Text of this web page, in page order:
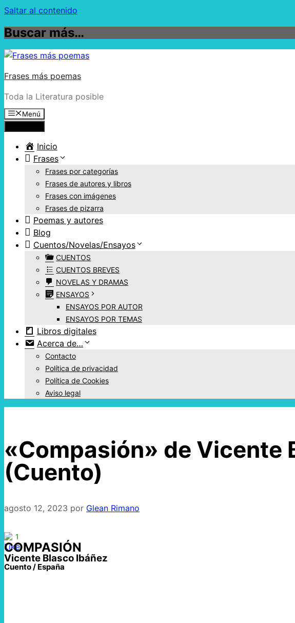
Saltar al contenido
Buscar más…
Frases más poemas
Toda la Literatura posible
Menú
Inicio
Frases
Frases por categorías
Frases de autores y libros
Frases con imágenes
Frases de pizarra
Poemas y autores
Blog
Cuentos/Novelas/Ensayos
CUENTOS
CUENTOS BREVES
NOVELAS Y DRAMAS
ENSAYOS
ENSAYOS POR AUTOR
ENSAYOS POR TEMAS
Libros digitales
Acerca de…
Contacto
Política de privacidad
Política de Cookies
Aviso legal
«Compasión» de Vicente
(Cuento)
agosto 12, 2023 por Glean Rimano
1
COMPASIÓN
Vicente Blasco Ibáñez
Cuento / España